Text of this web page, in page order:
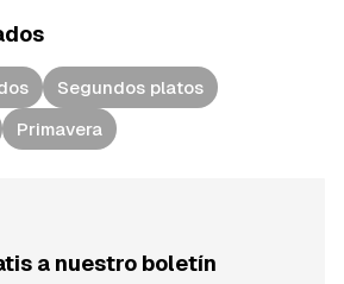
Segundos platos
Primavera
a nuestro boletín